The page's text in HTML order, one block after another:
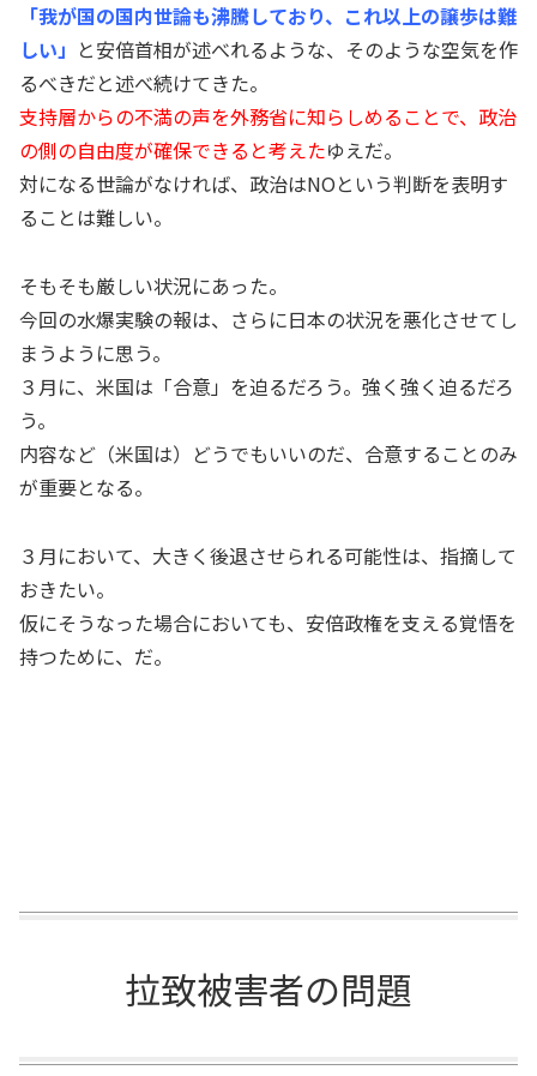
「我が国の国内世論も沸騰しており、これ以上の譲歩は難
しい」 と安倍首相が述べれるような、そのような空気を作
るべきだと述べ続けてきた。
支持層からの不満の声を外務省に知らしめることで、政治
の側の自由度が確保できると考えたゆえだ。
対になる世論がなければ、政治はNOという判断を表明す
ることは難しい。
そもそも厳しい状況にあった。
今回の水爆実験の報は、さらに日本の状況を悪化させてし
まうように思う。
３月に、米国は「合意」を迫るだろう。強く強く迫るだろ
う。
内容など（米国は）どうでもいいのだ、合意することのみ
が重要となる。
３月において、大きく後退させられる可能性は、指摘して
おきたい。
仮にそうなった場合においても、安倍政権を支える覚悟を
持つために、だ。
拉致被害者の問題